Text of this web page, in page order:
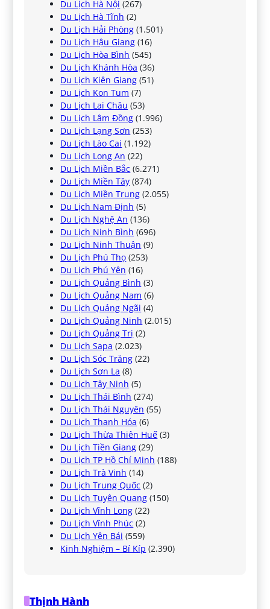
Du Lịch Hà Nội (267)
Du Lịch Hà Tĩnh (2)
Du Lịch Hải Phòng (1.501)
Du Lịch Hậu Giang (16)
Du Lịch Hòa Bình (545)
Du Lịch Khánh Hòa (36)
Du Lịch Kiên Giang (51)
Du Lịch Kon Tum (7)
Du Lịch Lai Châu (53)
Du Lịch Lâm Đồng (1.996)
Du Lịch Lạng Sơn (253)
Du Lịch Lào Cai (1.192)
Du Lịch Long An (22)
Du Lịch Miền Bắc (6.271)
Du Lịch Miền Tây (874)
Du Lịch Miền Trung (2.055)
Du Lịch Nam Định (5)
Du Lịch Nghệ An (136)
Du Lịch Ninh Bình (696)
Du Lịch Ninh Thuận (9)
Du Lịch Phú Thọ (253)
Du Lịch Phú Yên (16)
Du Lịch Quảng Bình (3)
Du Lịch Quảng Nam (6)
Du Lịch Quảng Ngãi (4)
Du Lịch Quảng Ninh (2.015)
Du Lịch Quảng Trị (2)
Du Lịch Sapa (2.023)
Du Lịch Sóc Trăng (22)
Du Lịch Sơn La (8)
Du Lịch Tây Ninh (5)
Du Lịch Thái Bình (274)
Du Lịch Thái Nguyên (55)
Du Lịch Thanh Hóa (6)
Du Lịch Thừa Thiên Huế (3)
Du Lịch Tiền Giang (29)
Du Lịch TP Hồ Chí Minh (188)
Du Lịch Trà Vinh (14)
Du Lịch Trung Quốc (2)
Du Lịch Tuyên Quang (150)
Du Lịch Vĩnh Long (22)
Du Lịch Vĩnh Phúc (2)
Du Lịch Yên Bái (559)
Kinh Nghiệm – Bí Kíp (2.390)
Thịnh Hành